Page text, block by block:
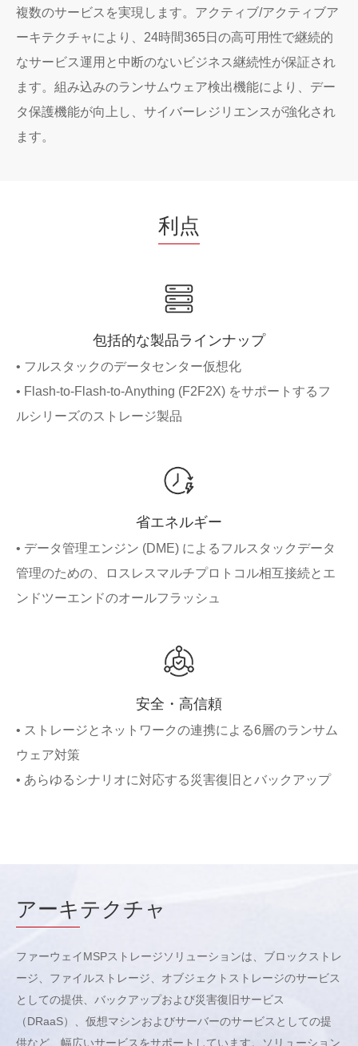
複数のサービスを実現します。アクティブ/アクティブア
ーキテクチャにより、24時間365日の高可用性で継続的
なサービス運用と中断のないビジネス継続性が保証され
ます。組み込みのランサムウェア検出機能により、デー
タ保護機能が向上し、サイバーレジリエンスが強化され
ます。
利点
包括的な製品ラインナップ
• フルスタックのデータセンター仮想化
• Flash-to-Flash-to-Anything (F2F2X) をサポートするフ
ルシリーズのストレージ製品
省エネルギー
• データ管理エンジン (DME) によるフルスタックデータ
管理のための、ロスレスマルチプロトコル相互接続とエ
ンドツーエンドのオールフラッシュ
安全・高信頼
• ストレージとネットワークの連携による6層のランサム
ウェア対策
• あらゆるシナリオに対応する災害復旧とバックアップ
アーキテクチャ
ファーウェイMSPストレージソリューションは、ブロックストレ
ージ、ファイルストレージ、オブジェクトストレージのサービス
としての提供、バックアップおよび災害復旧サービス
（DRaaS）、仮想マシンおよびサーバーのサービスとしての提
供など、幅広いサービスをサポートしています。ソリューション